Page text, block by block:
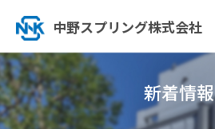
中野スプリング株式会社
新着情報